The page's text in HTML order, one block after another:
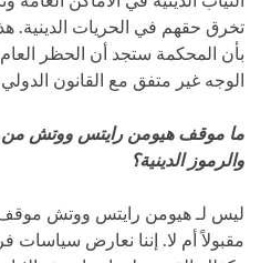
تخرق حقهم في الحريات الدينية.
بأن المحكمة ستجد أن الحظر
الوجه غير متفق مع القانون
ما موقف هيومن رايتس ووتش من
والرموز الدينية؟
ليس لـ هيومن رايتس ووتش
مقبولاً أم لا. إننا نعارض سياسات